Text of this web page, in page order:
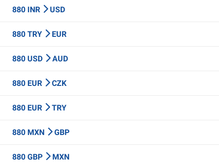
880 INR USD
880 TRY EUR
880 USD AUD
880 EUR CZK
880 EUR TRY
880 MXN GBP
880 GBP MXN